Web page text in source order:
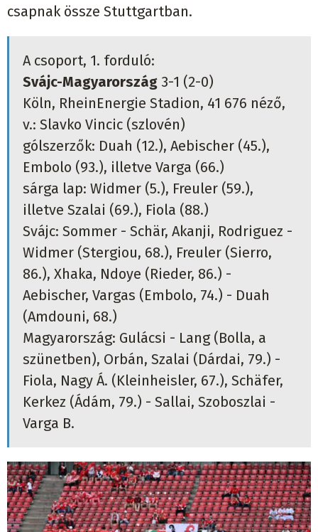
csapnak össze Stuttgartban.
A csoport, 1. forduló:
Svájc-Magyarország 3-1 (2-0)
Köln, RheinEnergie Stadion, 41 676 néző,
v.: Slavko Vincic (szlovén)
gólszerzők: Duah (12.), Aebischer (45.),
Embolo (93.), illetve Varga (66.)
sárga lap: Widmer (5.), Freuler (59.),
illetve Szalai (69.), Fiola (88.)
Svájc: Sommer - Schär, Akanji, Rodriguez -
Widmer (Stergiou, 68.), Freuler (Sierro,
86.), Xhaka, Ndoye (Rieder, 86.) -
Aebischer, Vargas (Embolo, 74.) - Duah
(Amdouni, 68.)
Magyarország: Gulácsi - Lang (Bolla, a
szünetben), Orbán, Szalai (Dárdai, 79.) -
Fiola, Nagy Á. (Kleinheisler, 67.), Schäfer,
Kerkez (Ádám, 79.) - Sallai, Szoboszlai -
Varga B.